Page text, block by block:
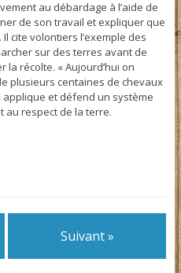
au débardage à l’aide de
de son travail et expliquer que
cite volontiers l’exemple des
sur des terres avant de
récolte. « Aujourd’hui on
plusieurs centaines de chevaux
applique et défend un système
au respect de la terre.
Suivant »